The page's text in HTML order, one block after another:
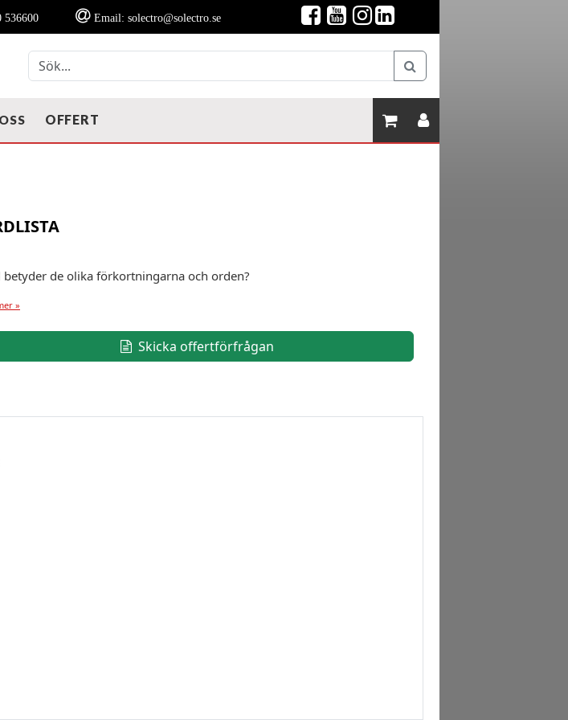
536600 Email: solectro@solectro.se
OFFERT
betyder de olika förkortningarna och orden?
»
Skicka offertförfrågan